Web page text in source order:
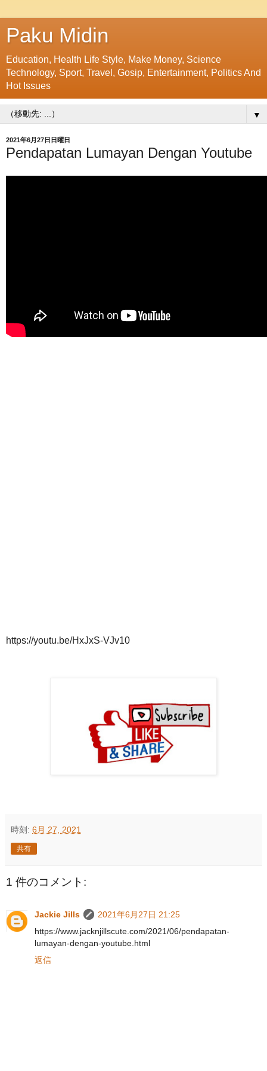
Paku Midin
Education, Health Life Style, Make Money, Science
Technology, Sport, Travel, Gosip, Entertainment, Politics And
Hot Issues
▼
2021年6月27日日曜日
Pendapatan Lumayan Dengan Youtube
https://youtu.be/HxJxS-VJv10
時刻: 6月 27, 2021
共有
1 件のコメント:
Jackie Jills
2021年6月27日 21:25
https://www.jacknjillscute.com/2021/06/pendapatan-
lumayan-dengan-youtube.html
返信